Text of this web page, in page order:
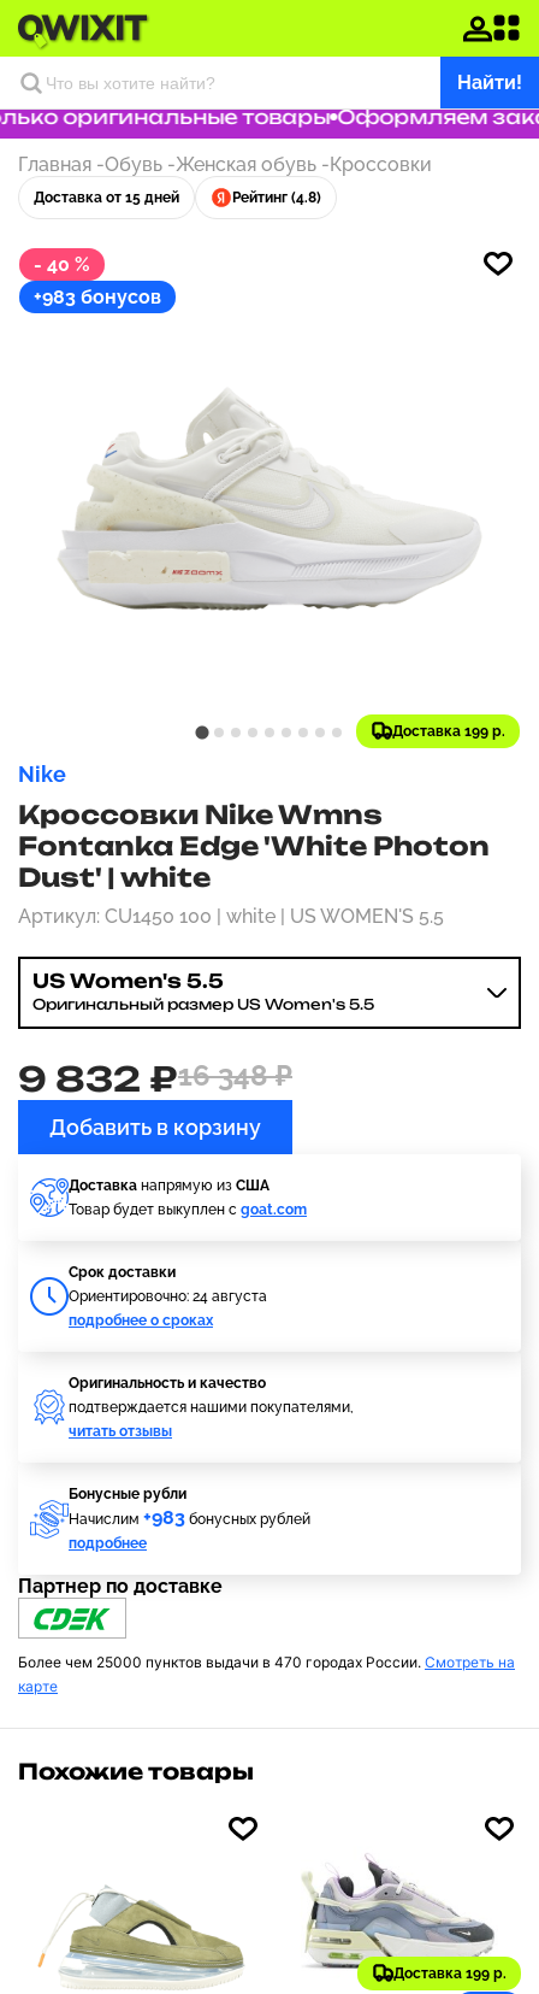
Найти!
оригинальные товары Оформляем заказ
Главная -Обувь -Женская обувь -Кроссовки
Доставка от 15 дней Рейтинг (4.8)
- 40 %
+983 бонусов
Доставка 199 р.
Nike
Кроссовки Nike Wmns
Fontanka Edge 'White Photon
Dust' | white
Артикул: CU1450 100 | white | US WOMEN'S 5.5
US Women's 5.5
Оригинальный размер US Women's 5.5
9 832 ₽16 348 ₽
Добавить в корзину
Доставка напрямую из США
Товар будет выкуплен с goat.com
Cрок доставки
Ориентировочно: 24 августа
подробнее о сроках
Оригинальность и качество
подтверждается нашими покупателями,
читать отзывы
Бонусные рубли
Начислим +983 бонусных рублей
подробнее
Партнер по доставке
Более чем 25000 пунктов выдачи в 470 городах России. Смотреть на
карте
Похожие товары
Доставка 199 р.